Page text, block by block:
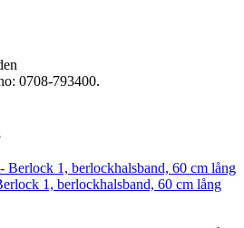
0708-793400.
1, berlockhalsband, 60 cm lång